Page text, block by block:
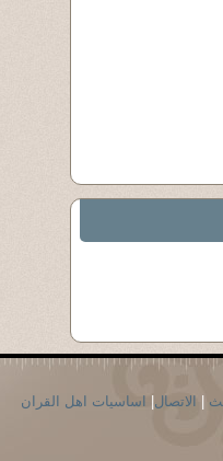
| الاتصال| اساسيات اهل القران